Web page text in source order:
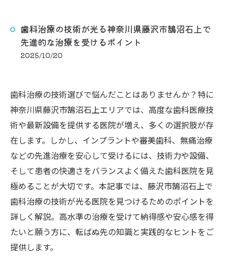
歯科治療の技術が光る神奈川県藤沢市鵠沼石上で
先進的な治療を受けるポイント
2025/10/20
歯科治療の技術選びで悩んだことはありませんか？特に
神奈川県藤沢市鵠沼石上エリアでは、高度な歯科医療技
術や最新設備を提供する医院が増え、多くの選択肢が存
在します。しかし、インプラントや審美歯科、無痛治療
などの先進治療を安心して受けるには、技術力や設備、
そして患者の快適さをバランスよく備えた歯科医院を見
極めることが大切です。本記事では、藤沢市鵠沼石上で
歯科治療の技術が光る医院を見つけるためのポイントを
詳しく解説。高水準の治療を受けて納得感や安心感を得
たいと願う方に、転ばぬ先の知識と実践的なヒントをご
提供します。